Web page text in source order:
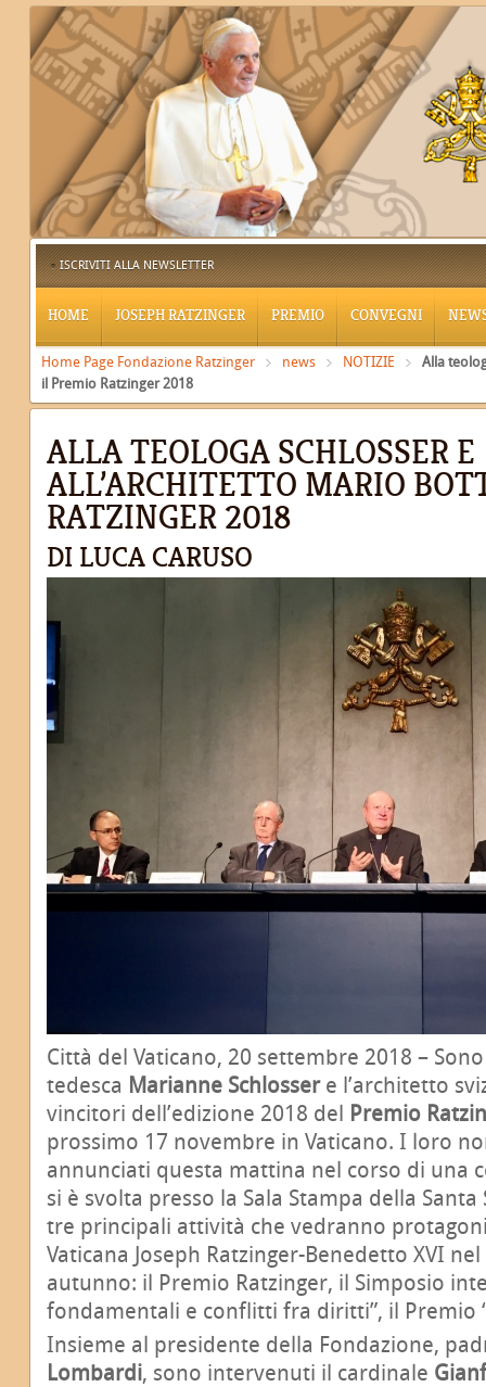
ISCRIVITI ALLA NEWSLETTER
HOME JOSEPH RATZINGER PREMIO CONVEGNI
Home Page Fondazione Ratzinger news NOTIZIE
Alla
il Premio Ratzinger 2018
ALLA TEOLOGA SCHLOSSER E
ALL’ARCHITETTO MARIO
RATZINGER 2018
DI LUCA CARUSO
Città del Vaticano, 20 settembre 2018 –
tedesca Marianne Schlossere l’architetto
vincitori dell’edizione 2018 del Premio
prossimo 17 novembre in Vaticano. I loro
annunciati questa mattina nel corso di una
si è svolta presso la Sala Stampa della
tre principali attività che vedranno
Vaticana Joseph Ratzinger-Benedetto XVI
autunno: il Premio Ratzinger, il Simposio
fondamentali e conflitti fra diritti”, il Premio
Insieme al presidente della Fondazione,
Lombardi, sono intervenuti il cardinale